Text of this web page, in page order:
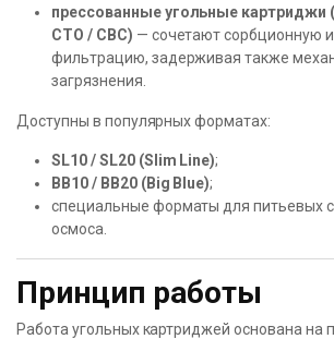
прессованные угольные картриджи
CTO / CBC) — сочетают сорбционную
фильтрацию, задерживая также
загрязнения.
Доступны в популярных форматах:
SL10 / SL20 (Slim Line);
BB10 / BB20 (Big Blue);
специальные форматы для питьевых
осмоса.
Принцип работы
Работа угольных картриджей основана на